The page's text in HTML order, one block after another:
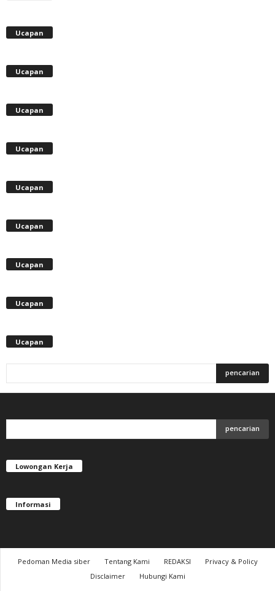
Ucapan
Ucapan
Ucapan
Ucapan
Ucapan
Ucapan
Ucapan
Ucapan
Ucapan
Lowongan Kerja
Informasi
Pedoman Media siber Tentang Kami REDAKSI
Privacy & Policy
Disclaimer
Hubungi Kami